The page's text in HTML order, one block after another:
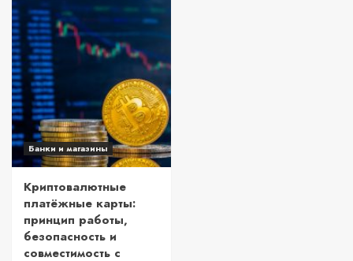
Банки и магазины
Криптовалютные
платёжные карты:
принцип работы,
безопасность и
совместимость с